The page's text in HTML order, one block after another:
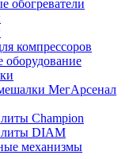
обогреватели
компрессоров
оборудование
МегАрсенал
Champion
DIAM
механизмы